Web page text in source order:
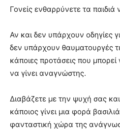
Γονείς ενθαρρύνετε τα παιδιά
Αν και δεν υπάρχουν οδηγίες
δεν υπάρχουν θαυματουργές
κάποιες προτάσεις που
να γίνει αναγνώστης.
Διαβάζετε με την ψυχή σας
κάποιος γίνει μια φορά
φανταστική χώρα της